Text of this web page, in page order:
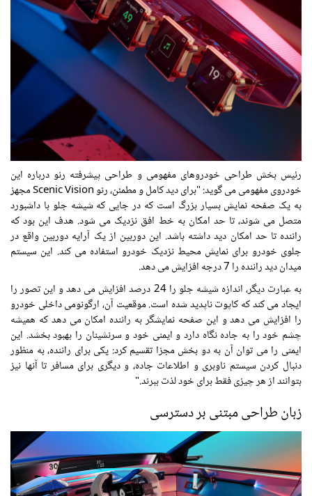
رئیس بخش طراحی خودروهای مفهومی و طراحی پیشرفته رنو درباره این
خودروی مفهومی می گوید: "برای دید کامل و مطمئن، رنو Scenic Vision مجهز
به یک صفحه نمایش بسیار بزرگ است که در جایی که شیشه جلو با داشبورد
متصل می شوند، تا حد امکان به خط افق نزدیک می شود. هدف این بود که
راننده تا حد امکان دید داشته باشد. این دوربین از یک آرایه دوربین واقع در
جلوی خودرو برای نمایش محیط نزدیک خودرو استفاده می کند. این سیستم
میدان دید راننده را 7 درجه افزایش می دهد.
به عبارت دیگر، اندازه شیشه جلو را 24 درصد افزایش می دهد و این تصور را
ایجاد می کند که کاپوت ناپدید شده است. موقعیت آن، ارگونومی داخلی خودرو
را افزایش می دهد و این صفحه نمایشگر به راننده امکان می دهد که همیشه
چشم خود را به جاده نگاه دارد و ایمنی خود و سرنشینان را بهبود بخشد. این
ایمنی را می توان آن به دو بخش مجزا تقسیم کرد: یکی برای راننده، به منظور
دنبال کردن سیستم ناوبری و اطلاعات جاده، و دیگری برای مسافر تا آنها نیز
بتوانند از هر چیزی فقط برای خود لذت ببرند."
زبان طراحی مبتنی بر دسترسی